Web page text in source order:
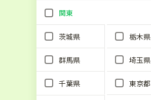
関東
茨城県 栃木県
群馬県 埼玉県
千葉県 東京都